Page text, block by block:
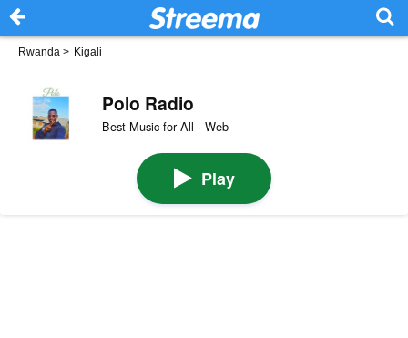
Rwanda > Kigali
Polo Radio
Best Music for All · Web
Play